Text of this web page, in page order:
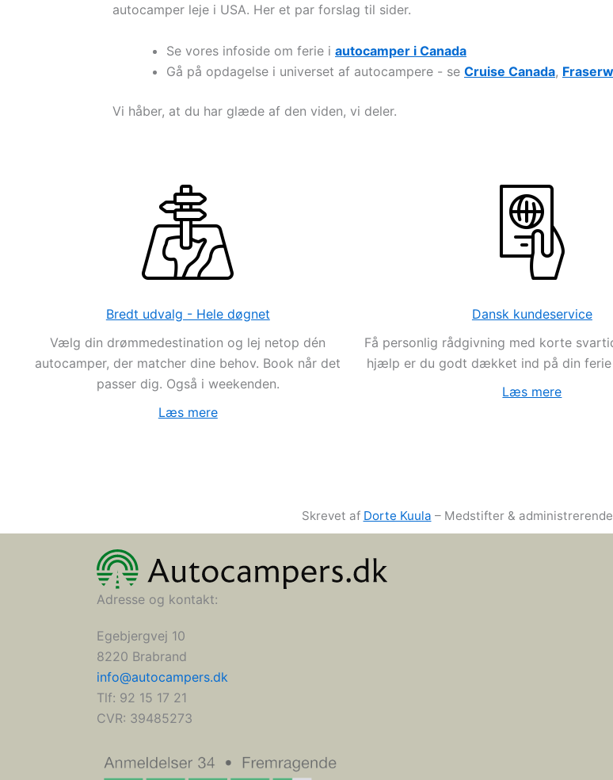
autocamper leje i USA. Her et par forslag til sider.
Se vores infoside om ferie i autocamper i Canada
Gå på opdagelse i universet af autocampere - se Cruise Canada,
Vi håber, at du har glæde af den viden, vi deler.
Bredt udvalg - Hele døgnet
Vælg din drømmedestination og lej netop dén
autocamper, der matcher dine behov. Book når det
passer dig. Også i weekenden.
Læs mere
Dansk kundeservice
Få personlig rådgivning med korte
hjælp er du godt dækket ind på din ferie
Læs mere
Skrevet af Dorte Kuula – Medstifter &
Adresse og kontakt:
Egebjergvej 10
8220 Brabrand
info@autocampers.dk
Tlf: 92 15 17 21
CVR: 39485273